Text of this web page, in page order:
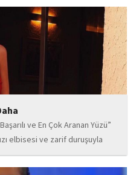
repertuarı ve
çeken...
ve En Çok Aranan Yüzü”
elbisesi ve zarif duruşuyla
da dikkat çeken Kalaycı,